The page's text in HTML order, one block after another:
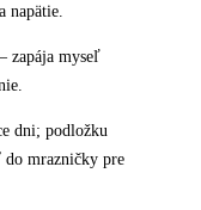
napätie.
– zapája myseľ
dni; podložku
mrazničky pre